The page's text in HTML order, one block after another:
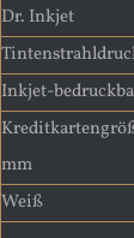
Dr. Inkjet
Inkjet-
mm
Weiß